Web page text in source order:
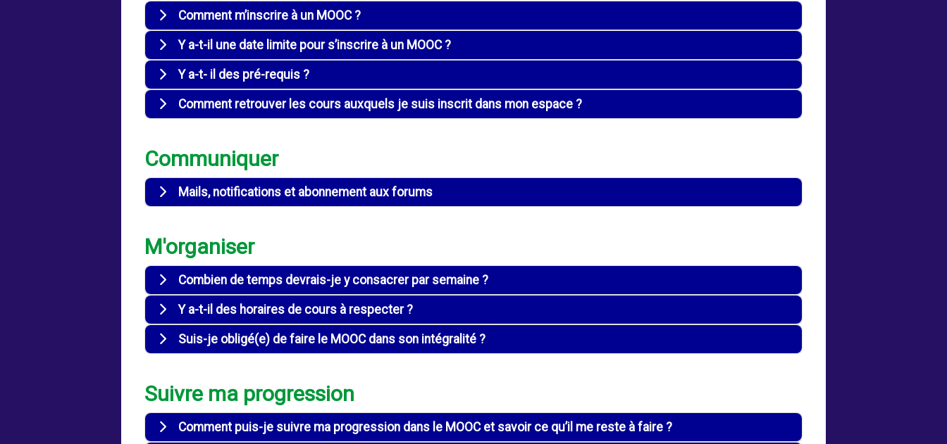
Comment m’inscrire à un MOOC ?
Y a-t-il une date limite pour s’inscrire à un MOOC ?
Y a-t- il des pré-requis ?
Comment retrouver les cours auxquels je suis inscrit dans mon espace ?
Communiquer
Mails, notifications et abonnement aux forums
M'organiser
Combien de temps devrais-je y consacrer par semaine ?
Y a-t-il des horaires de cours à respecter ?
Suis-je obligé(e) de faire le MOOC dans son intégralité ?
Suivre ma progression
Comment puis-je suivre ma progression dans le MOOC et savoir ce qu’il me reste à faire ?